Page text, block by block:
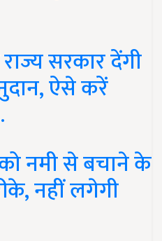
सरकार देंगी
ऐसे करें
नमी से बचाने के
नहीं लगेगी